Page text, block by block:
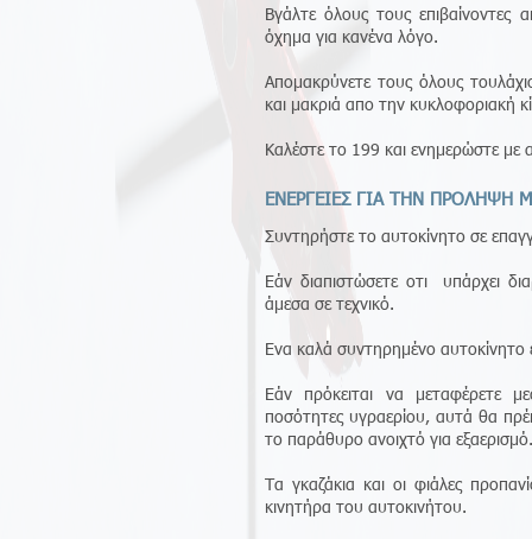
Βγάλτε όλους τους
όχημα για κανένα λόγο.
Απομακρύνετε τους όλους
και μακριά απο την κυκλοφοριακή
Καλέστε το 199 και ενημερώστε με
ΕΝΕΡΓΕΙΕΣ ΓΙΑ ΤΗΝ ΠΡΟΛΗΨΗ
Συντηρήστε το αυτοκίνητο σε
Εάν διαπιστώσετε οτι υπάρχει
άμεσα σε τεχνικό.
Ενα καλά συντηρημένο αυτοκίνητο
Εάν πρόκειται να μεταφέρετε
ποσότητες υγραερίου, αυτά θα
το παράθυρο ανοιχτό για εξαερισμό.
Τα γκαζάκια και οι φιάλες
κινητήρα του αυτοκινήτου.